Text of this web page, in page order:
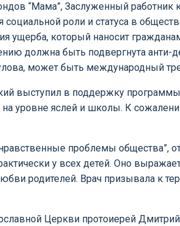
“Мама”, Заслуженный работник
социальной роли и статуса в
ущерба, который наносит
должна быть подвергнута анти-
может быть международный
выступил в поддержку программы
уровне яслей и школы. К
проблемы общества”,
у всех детей. Оно
родителей. Врач призывала к
Церкви протоиерей